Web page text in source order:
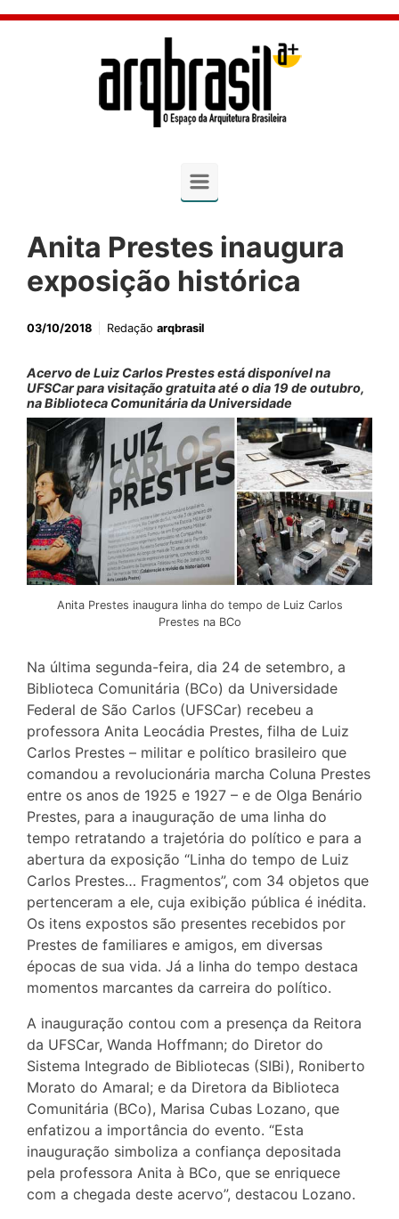
Skip to main content
Anita Prestes inaugura
exposição histórica
03/10/2018 Redação arqbrasil
Acervo de Luiz Carlos Prestes está disponível na
UFSCar para visitação gratuita até o dia 19 de outubro,
na Biblioteca Comunitária da Universidade
Anita Prestes inaugura linha do tempo de Luiz Carlos
Prestes na BCo
Na última segunda-feira, dia 24 de setembro, a
Biblioteca Comunitária (BCo) da Universidade
Federal de São Carlos (UFSCar) recebeu a
professora Anita Leocádia Prestes, filha de Luiz
Carlos Prestes – militar e político brasileiro que
comandou a revolucionária marcha Coluna Prestes
entre os anos de 1925 e 1927 – e de Olga Benário
Prestes, para a inauguração de uma linha do
tempo retratando a trajetória do político e para a
abertura da exposição “Linha do tempo de Luiz
Carlos Prestes… Fragmentos”, com 34 objetos que
pertenceram a ele, cuja exibição pública é inédita.
Os itens expostos são presentes recebidos por
Prestes de familiares e amigos, em diversas
épocas de sua vida. Já a linha do tempo destaca
momentos marcantes da carreira do político.
A inauguração contou com a presença da Reitora
da UFSCar, Wanda Hoffmann; do Diretor do
Sistema Integrado de Bibliotecas (SIBi), Roniberto
Morato do Amaral; e da Diretora da Biblioteca
Comunitária (BCo), Marisa Cubas Lozano, que
enfatizou a importância do evento. “Esta
inauguração simboliza a confiança depositada
pela professora Anita à BCo, que se enriquece
com a chegada deste acervo”, destacou Lozano.